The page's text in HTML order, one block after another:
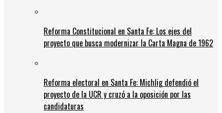
Reforma Constitucional en Santa Fe: Los ejes del
proyecto que busca modernizar la Carta Magna de 1962
Reforma electoral en Santa Fe: Michlig defendió el
proyecto de la UCR y cruzó a la oposición por las
candidaturas